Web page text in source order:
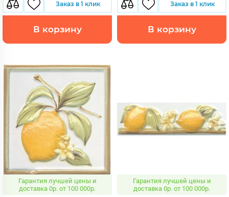
Заказ в 1 клик
В корзину
Заказ в 1 клик
В корзину
Гарантия лучшей цены и
доставка 0р. от 100 000р.
Гарантия лучшей цены и
доставка 0р. от 100 000р.